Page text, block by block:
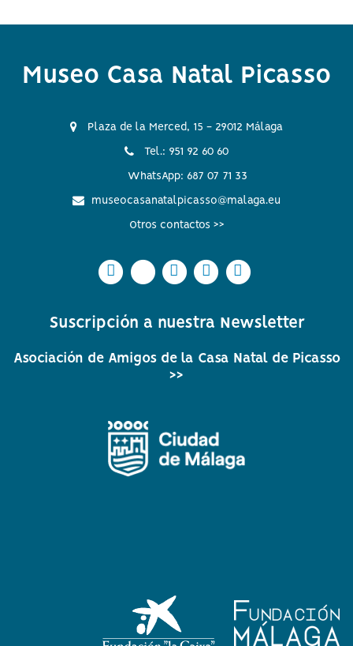
Museo Casa Natal Picasso
Plaza de la Merced, 15 - 29012 Málaga
Tel.: 951 92 60 60
WhatsApp: 687 07 71 33
museocasanatalpicasso@malaga.eu
Otros contactos >>
Icono
Icono
facebook
Icono
Icono
twitter
Icono
Icono
Instagram
Icono
Icono
Whatsapp
Icono
Icono
Youtube
Suscripción a nuestra Newsletter
Asociación de Amigos de la Casa Natal de Picasso
>>